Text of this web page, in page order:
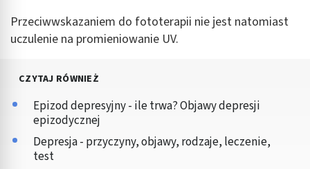
Przeciwwskazaniem do fototerapii nie jest natomiast
uczulenie na promieniowanie UV.
CZYTAJ RÓWNIEŻ
Epizod depresyjny - ile trwa? Objawy depresji
epizodycznej
Depresja - przyczyny, objawy, rodzaje, leczenie,
test